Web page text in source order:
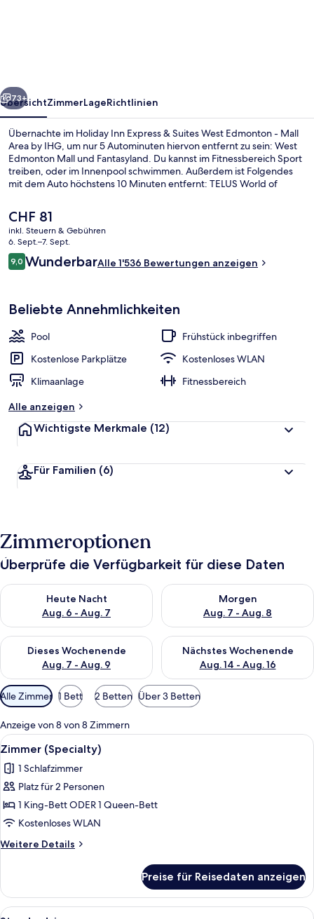
Edmonton
-
Mall
Area
by
Weiter
73+
ÜbersichtZimmerLageRichtlinien
Übernachte im Holiday Inn Express & Suites West Edmonton - Mall
Area by IHG, um nur 5 Autominuten hiervon entfernt zu sein: West
Edmonton Mall und Fantasyland. Du kannst im Fitnessbereich Sport
treiben, oder im Innenpool schwimmen. Außerdem ist Folgendes
mit dem Auto höchstens 10 Minuten entfernt: TELUS World of
gefallen das hilfsbereite Personal und das Frühstück sehr gut.
Der
aktuelle
Preis
beträgt
CHF 81.
CHF 81
inkl. Steuern & Gebühren
6. Sept.–7. Sept.
Bewertungen
9,09,0 von 10.
WunderbarAlle 1'536 Bewertungen anzeigen
Beliebte Annehmlichkeiten
Pool
Frühstück inbegriffen
Kostenlose Parkplätze
Kostenloses WLAN
Klimaanlage
Fitnessbereich
Alle anzeigen
Wichtigste Merkmale (12)
Für Familien (6)
Zimmeroptionen
Überprüfe die Verfügbarkeit für diese Daten
Heute Nacht
Aug. 6 - Aug. 7
Überprüfe die Verfügbarkeit für heute Nacht, Aug. 6 - Aug. 7.
Morgen
Aug. 7 - Aug. 8
Überprüfe die Verfügbarkeit
Dieses Wochenende
Aug. 7 - Aug. 9
Überprüfe die Verfügbarkeit für dieses Wochenende, Aug. 7
Nächstes Wochenende
Aug. 14 - Aug. 16
Überprüfe die Verfügbarkeit
Verfügbare
Filter
für
Zimmer
Alle Zimmer 1 Bett 2 Betten Über 3 Betten
Anzeige von 8 von 8 Zimmern
Alle
Fotos
für
Zimmer
(Specialty)
anzeigen
Ein Bett mit weißer Bettwäsche und
4
Zimmer (Specialty)
1 Schlafzimmer
Platz für 2 Personen
1 King-Bett ODER 1 Queen-Bett
Kostenloses WLAN
Weitere Details
Weitere
(Specialty)
Preise für Reisedaten anzeigen
Alle
Ein Hotelzimmer mit einem